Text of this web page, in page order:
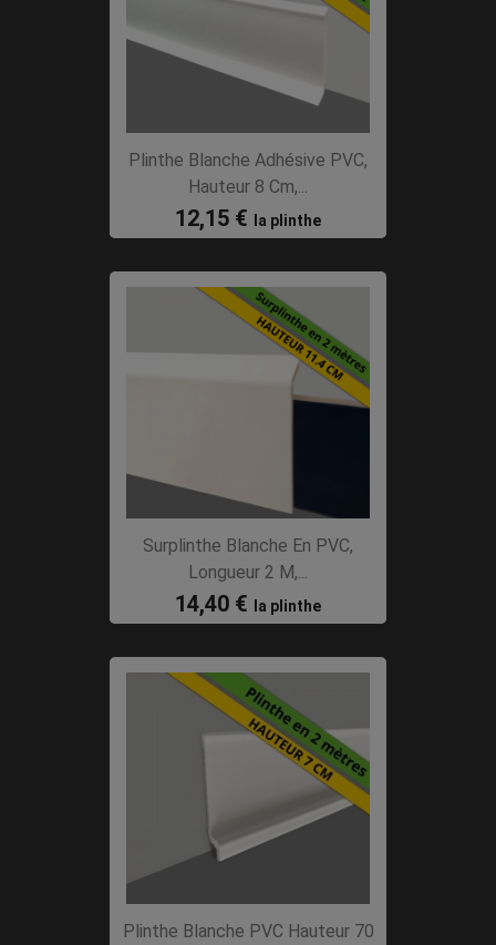
Plinthe Blanche Adhésive PVC,
Hauteur 8 Cm,...
12,15 € la plinthe
Surplinthe Blanche En PVC,
Longueur 2 M,...
14,40 € la plinthe
Plinthe Blanche PVC Hauteur 70